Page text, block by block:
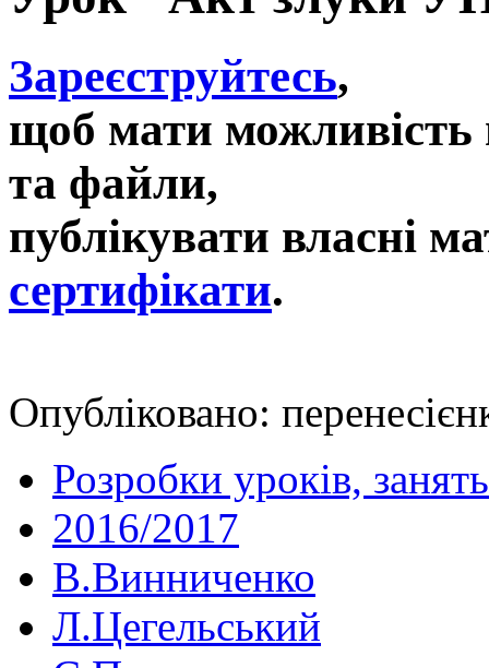
Зареєструйтесь,
щоб мати можливість
та файли,
публікувати власні
сертифікати.
Опубліковано:
Розробки уроків, занять
2016/2017
В.Винниченко
Л.Цегельський